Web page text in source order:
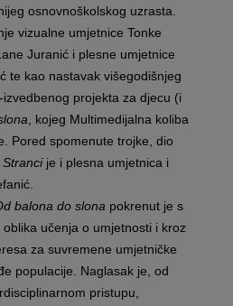
osnovnoškolskog uzrasta.
vizualne umjetnice Tonke
Juranić i plesne umjetnice
te kao nastavak višegodišnjeg
projekta za djecu (i
, kojeg Multimedijalna koliba
Pored spomenute trojke, dio
Strancije i plesna umjetnica i
balona do slona pokrenut je s
učenja o umjetnosti i kroz
za suvremene umjetničke
populacije. Naglasak je, od
pristupu,